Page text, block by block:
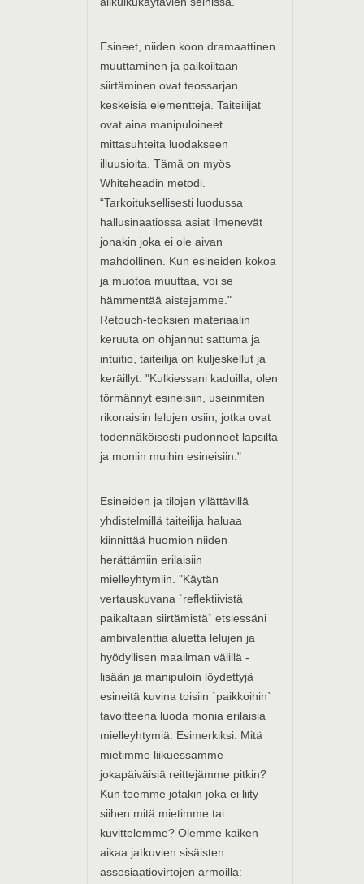
Esineet, niiden koon dramaattinen
muuttaminen ja paikoiltaan
siirtäminen ovat teossarjan
keskeisiä elementtejä. Taiteilijat
ovat aina manipuloineet
mittasuhteita luodakseen
illuusioita. Tämä on myös
Whiteheadin metodi.
“Tarkoituksellisesti luodussa
hallusinaatiossa asiat ilmenevät
jonakin joka ei ole aivan
mahdollinen. Kun esineiden kokoa
ja muotoa muuttaa, voi se
hämmentää aistejamme."
Retouch-teoksien materiaalin
keruuta on ohjannut sattuma ja
intuitio, taiteilija on kuljeskellut ja
keräillyt: "Kulkiessani kaduilla, olen
törmännyt esineisiin, useinmiten
rikonaisiin lelujen osiin, jotka ovat
todennäköisesti pudonneet lapsilta
ja moniin muihin esineisiin."
Esineiden ja tilojen yllättävillä
yhdistelmillä taiteilija haluaa
kiinnittää huomion niiden
herättämiin erilaisiin
mielleyhtymiin. "Käytän
vertauskuvana `reflektiivistä
paikaltaan siirtämistä` etsiessäni
ambivalenttia aluetta lelujen ja
hyödyllisen maailman välillä -
lisään ja manipuloin löydettyjä
esineitä kuvina toisiin `paikkoihin`
tavoitteena luoda monia erilaisia
mielleyhtymiä. Esimerkiksi: Mitä
mietimme liikuessamme
jokapäiväisiä reittejämme pitkin?
Kun teemme jotakin joka ei liity
siihen mitä mietimme tai
kuvittelemme? Olemme kaiken
aikaa jatkuvien sisäisten
assosiaatiovirtojen armoilla: